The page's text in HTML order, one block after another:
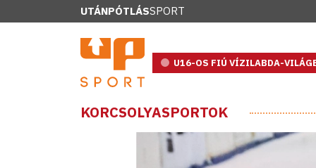
UTÁNPÓTLÁSSPORT
U16-OS FIÚ VÍZILABDA-
KORCSOLYASPORTOK